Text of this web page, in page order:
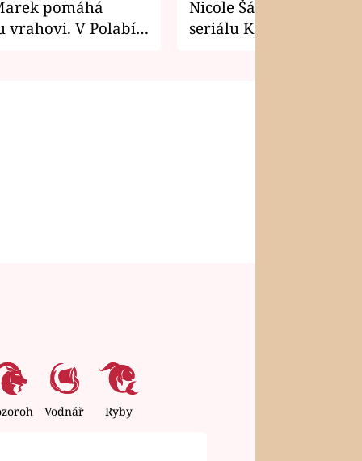
pomáhá
vrahovi. V Polabí
Nicole Šáchová získala
seriálu Kamarádi
Vodnář Ryby